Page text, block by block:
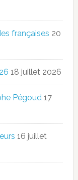
françaises 20
18 juillet 2026
Pégoud 17
16 juillet